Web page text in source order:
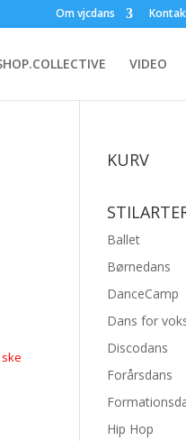
Om vjcdans
VIDEO
KURV
Ballet
Børnedans
DanceCamp
Dans for
Discodans
Forårsdans
Hip Hop